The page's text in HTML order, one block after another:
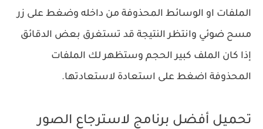
الملفات او الوسائط المحذوفة من داخله وضغط على زر
مسح ضوئي وانتظر النتيجة قد تستغرق بعض الدقائق
إذا كان الملف كبير الحجم وستظهر لك الملفات
المحذوفة اضغط على استعادة لاستعادتها.
تحميل أفضل برنامج لاسترجاع الصور